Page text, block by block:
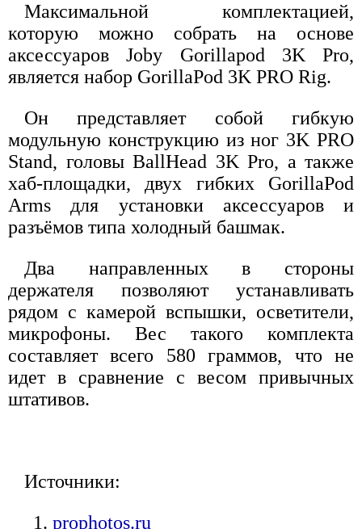
Максимальной комплектацией,
которую можно собрать на основе
аксессуаров Joby Gorillapod 3K Pro,
является набор GorillaPod 3K PRO Rig.
Он представляет собой гибкую
модульную конструкцию из ног 3K PRO
Stand, головы BallHead 3K Pro, а также
хаб-площадки, двух гибких GorillaPod
Arms для установки аксессуаров и
разъёмов типа холодный башмак.
Два направленных в стороны
держателя позволяют устанавливать
рядом с камерой вспышки, осветители,
микрофоны. Вес такого комплекта
составляет всего 580 граммов, что не
идет в сравнение с весом привычных
штативов.
Источники:
prophotos.ru